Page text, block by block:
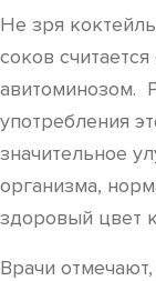
Не зря
соков
авитоминозом.
употребления
значительное
организма,
здоровый цвет
Врачи